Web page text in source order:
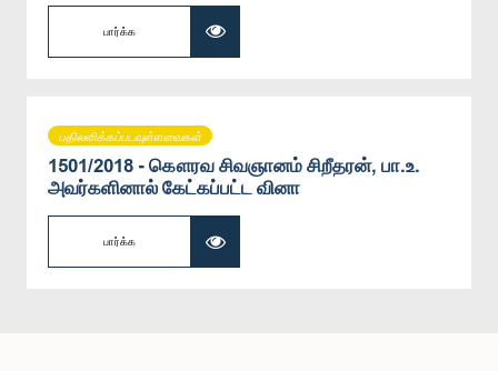
பார்க்க
பதிலளிக்கப்படவுள்ளவைகள்
1501/2018 - கௌரவ சிவஞானம் சிறீதரன், பா.உ.
அவர்களினால் கேட்கப்பட்ட வினா
பார்க்க